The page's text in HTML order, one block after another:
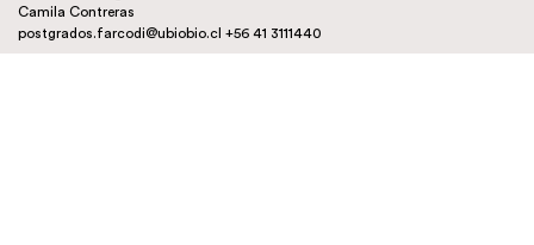
Camila Contreras
postgrados.farcodi@ubiobio.cl +56 41 3111440